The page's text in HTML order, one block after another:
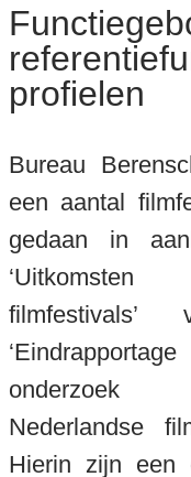
profielen
Bureau
een aantal
gedaan in
onderzoek
Nederlandse
Hierin zijn een